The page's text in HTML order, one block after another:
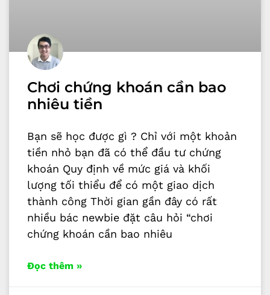
Chơi chứng khoán cần bao
nhiêu tiền
Bạn sẽ học được gì ? Chỉ với một khoản
tiền nhỏ bạn đã có thể đầu tư chứng
khoán Quy định về mức giá và khối
lượng tối thiểu để có một giao dịch
thành công Thời gian gần đây có rất
nhiều bác newbie đặt câu hỏi “chơi
chứng khoán cần bao nhiêu
Đọc thêm »